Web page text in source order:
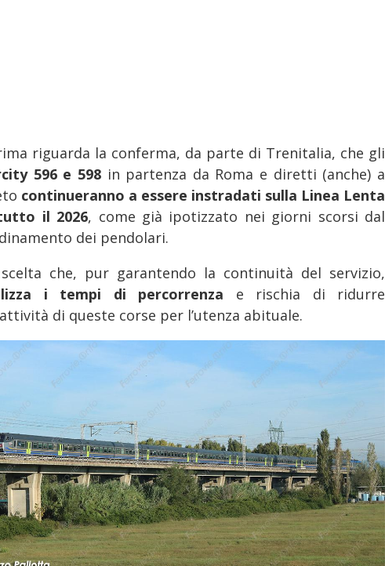
riguarda la conferma, da parte di Trenitalia, che gli
596 e 598 in partenza da Roma e diretti (anche) a
continueranno a essere instradati sulla Linea Lenta
il 2026, come già ipotizzato nei giorni scorsi dal
dei pendolari.
che, pur garantendo la continuità del servizio,
i tempi di percorrenza e rischia di ridurre
di queste corse per l’utenza abituale.